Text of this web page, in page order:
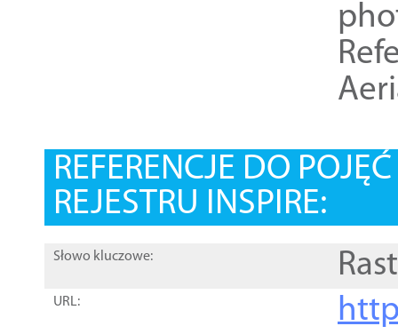
REFERENCJE DO
REJESTRU INSPIRE:
Słowo kluczowe:
URL: